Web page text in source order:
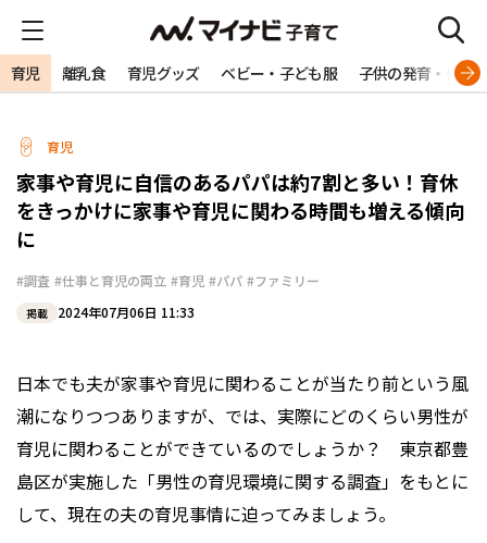
育児 離乳食 育児グッズ ベビー・子ども服 子供の発育・発達
育児
家事や育児に自信のあるパパは約7割と多い！育休
をきっかけに家事や育児に関わる時間も増える傾向
に
#調査 #仕事と育児の両立 #育児 #パパ #ファミリー
掲載 2024年07月06日 11:33
日本でも夫が家事や育児に関わることが当たり前という風
潮になりつつありますが、では、実際にどのくらい男性が
育児に関わることができているのでしょうか？ 東京都豊
島区が実施した「男性の育児環境に関する調査」をもとに
して、現在の夫の育児事情に迫ってみましょう。